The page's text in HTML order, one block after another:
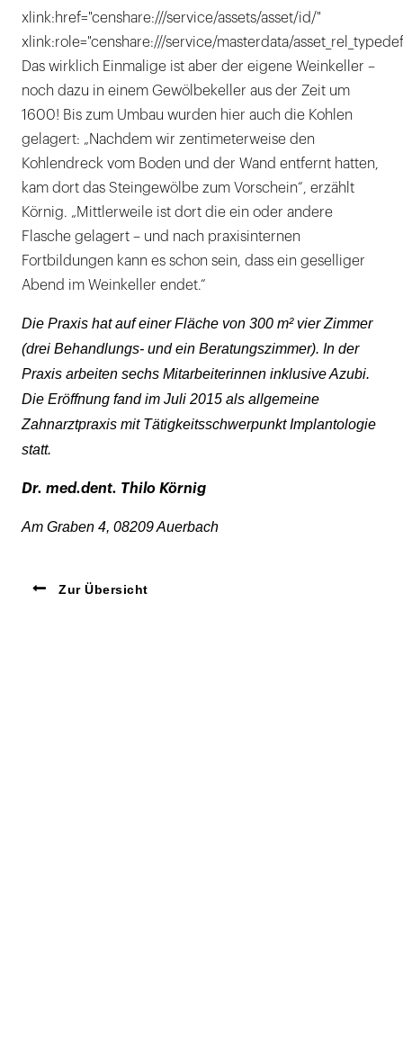
xlink:href="censhare:///service/assets/asset/id/"
xlink:role="censhare:///service/masterdata/
Das wirklich Einmalige ist aber der eigene Weinkeller –
noch dazu in einem Gewölbekeller aus der Zeit um
1600! Bis zum Umbau wurden hier auch die Kohlen
gelagert: „Nachdem wir zentimeterweise den
Kohlendreck vom Boden und der Wand entfernt hatten,
kam dort das Steingewölbe zum Vorschein“, erzählt
Körnig. „Mittlerweile ist dort die ein oder andere
Flasche gelagert – und nach praxisinternen
Fortbildungen kann es schon sein, dass ein geselliger
Abend im Weinkeller endet.“
Die Praxis hat auf einer Fläche von 300 m² vier Zimmer
(drei Behandlungs- und ein Beratungszimmer). In der
Praxis arbeiten sechs Mitarbeiterinnen inklusive Azubi.
Die Eröffnung fand im Juli 2015 als allgemeine
Zahnarztpraxis mit Tätigkeitsschwerpunkt Implantologie
statt.
Dr. med.dent. Thilo Körnig
Am Graben 4, 08209 Auerbach
Zur Übersicht